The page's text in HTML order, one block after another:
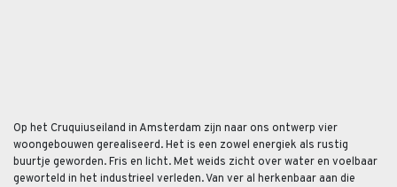
Op het Cruquiuseiland in Amsterdam zijn naar ons ontwerp vier
woongebouwen gerealiseerd. Het is een zowel energiek als rustig
buurtje geworden. Fris en licht. Met weids zicht over water en voelbaar
geworteld in het industrieel verleden. Van ver al herkenbaar aan die